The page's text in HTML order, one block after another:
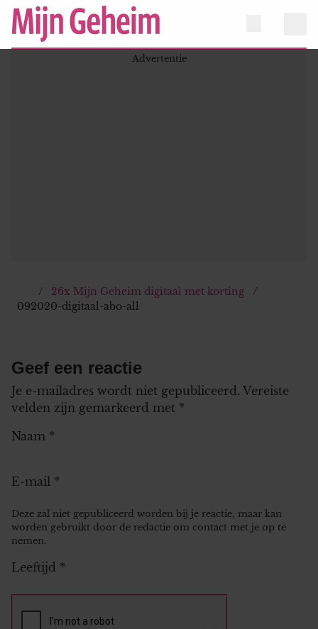
26x Mijn Geheim digitaal met korting
092020-digitaal-abo-all
Geef een reactie
Je e-mailadres wordt niet gepubliceerd. Vereiste
velden zijn gemarkeerd met *
Naam *
E-mail *
Deze zal niet gepubliceerd worden bij je reactie, maar kan
worden gebruikt door de redactie om contact met je op te
nemen.
Leeftijd *